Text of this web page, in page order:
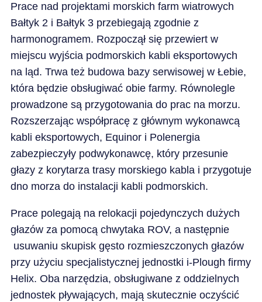
Prace nad projektami morskich farm wiatrowych
Bałtyk 2 i Bałtyk 3 przebiegają zgodnie z
harmonogramem. Rozpoczął się przewiert w
miejscu wyjścia podmorskich kabli eksportowych
na ląd. Trwa też budowa bazy serwisowej w Łebie,
która będzie obsługiwać obie farmy. Równolegle
prowadzone są przygotowania do prac na morzu.
Rozszerzając współpracę z głównym wykonawcą
kabli eksportowych, Equinor i Polenergia
zabezpieczyły podwykonawcę, który przesunie
głazy z korytarza trasy morskiego kabla i przygotuje
dno morza do instalacji kabli podmorskich.
Prace polegają na relokacji pojedynczych dużych
głazów za pomocą chwytaka ROV, a następnie
usuwaniu skupisk gęsto rozmieszczonych głazów
przy użyciu specjalistycznej jednostki i-Plough firmy
Helix. Oba narzędzia, obsługiwane z oddzielnych
jednostek pływających, mają skutecznie oczyścić